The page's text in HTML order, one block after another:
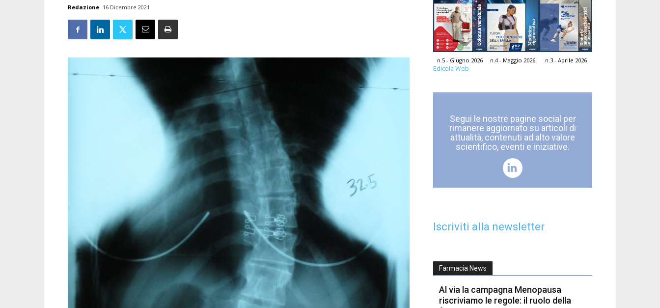
Redazione 16 Dicembre 2021
n.5 - Giugno 2026 n.4 - Maggio 2026 n.3 - Aprile 2026
Edicola Web
Segui le nostre pagine social per
rimanere aggiornato su articoli di
attualità, contenuti ad alto valore
scientifico, eventi e iniziative.
Iscriviti alla newsletter
Farmacia News
Al via la campagna Menopausa
riscriviamo le regole: il ruolo della